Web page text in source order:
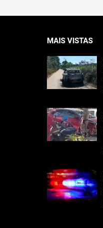
MAIS VISTAS